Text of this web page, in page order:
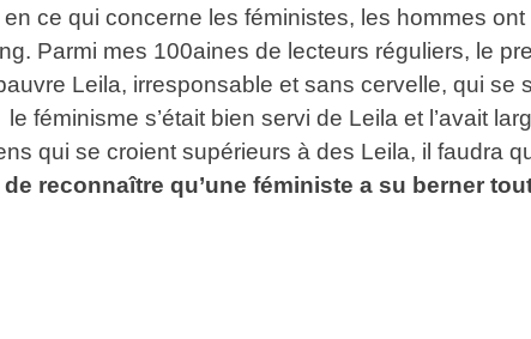
ce qui concerne les féministes, les hommes
Parmi mes 100aines de lecteurs réguliers, le
Leila, irresponsable et sans cervelle, qui
féminisme s’était bien servi de Leila et l’avait
qui se croient supérieurs à des Leila, il faudra
reconnaître qu’une féministe a su berner